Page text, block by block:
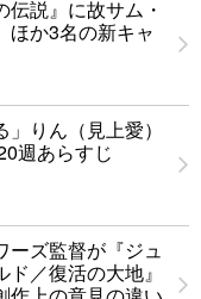
説』に故サム・
か3名の新キャ
りん（見上愛）
週あらすじ
ーズ監督が『ジュ
／復活の大地』